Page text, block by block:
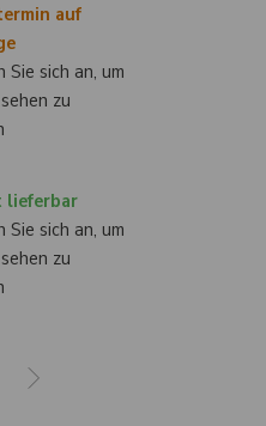
auf
Sie sich an, um
zu
lieferbar
Sie sich an, um
zu